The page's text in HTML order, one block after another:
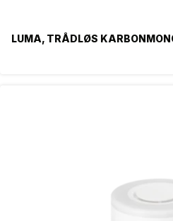
LUMA, TRÅDLØS